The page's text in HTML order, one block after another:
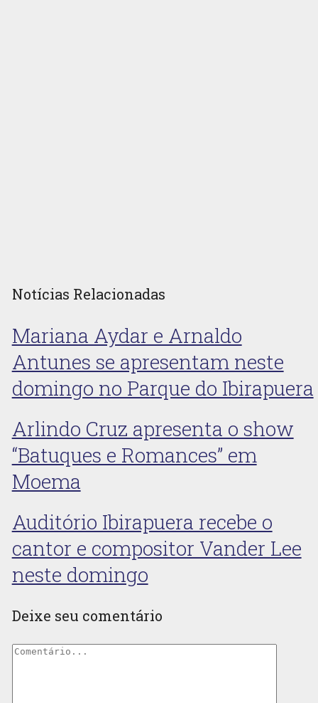
Notícias Relacionadas
Mariana Aydar e Arnaldo
Antunes se apresentam neste
domingo no Parque do Ibirapuera
Arlindo Cruz apresenta o show
“Batuques e Romances” em
Moema
Auditório Ibirapuera recebe o
cantor e compositor Vander Lee
neste domingo
Deixe seu comentário